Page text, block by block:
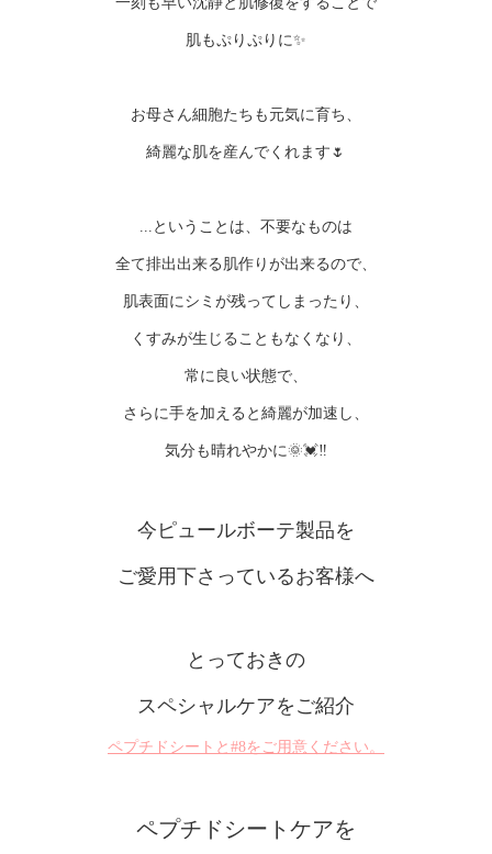
肌もぷりぷりに✨
お母さん細胞たちも元気に育ち、
綺麗な肌を産んでくれます🌷
...ということは、不要なものは
全て排出出来る肌作りが出来るので、
肌表面にシミが残ってしまったり、
くすみが生じることもなくなり、
常に良い状態で、
さらに手を加えると綺麗が加速し、
気分も晴れやかに🌞💓‼️
今ピュールボーテ製品を
ご愛用下さっているお客様へ
とっておきの
スペシャルケアをご紹介
ペプチドシートと#8をご用意ください。
ペプチドシートケアを